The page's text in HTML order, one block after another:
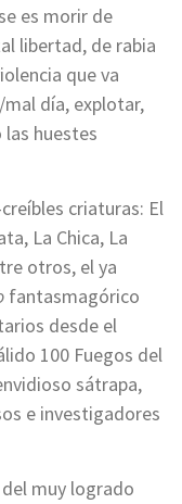
es morir de
libertad, de rabia
que va
día, explotar,
huestes
criaturas: El
La Chica, La
otros, el ya
fantasmagórico
desde el
100 Fuegos del
sátrapa,
e investigadores
muy logrado